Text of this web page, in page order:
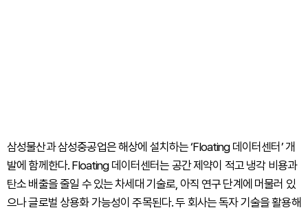
삼성물산과 삼성중공업은 해상에 설치하는 ‘Floating 데이터센터’ 개
발에 함께한다. Floating 데이터센터는 공간 제약이 적고 냉각 비용과
탄소 배출을 줄일 수 있는 차세대 기술로, 아직 연구 단계에 머물러 있
으나 글로벌 상용화 가능성이 주목된다. 두 회사는 독자 기술을 활용해